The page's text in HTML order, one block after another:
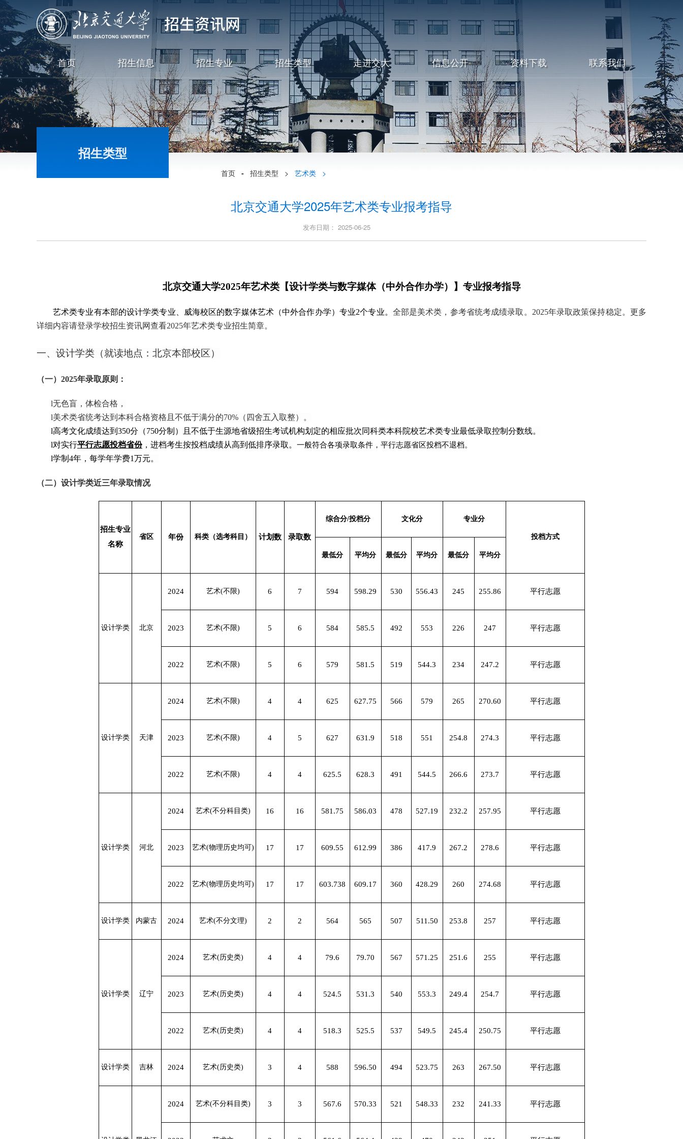
首页 招生信息 招生专业 招生类型 走进交大 信息公开 资料下载 联系我们
招生类型
首页 - 招生类型 > 艺术类 >
北京交通大学2025年艺术类专业报考指导
发布日期： 2025-06-25
北京交通大学2025年艺术类【设计学类与数字媒体（中外合作办学）】专业报考指导
艺术类专业有本部的设计学类专业、威海校区的数字媒体艺术（中外合作办学）专业2个专业。 全部是美术类，参考省统考成绩录取。2025年录取政策保持稳定。更多
详细内容请登录学校招生资讯网查看2025年艺术类专业招生简章。
一、设计学类（就读地点：北京本部校区）
（一）2025年录取原则：
l无色盲，体检合格，
l美术类省统考达到本科合格资格且不低于满分的70%（四舍五入取整）。
l高考文化成绩达到350分（750分制）且不低于生源地省级招生考试机构划定的相应批次同科类本科院校艺术类专业最低录取控制分数线。
l对实行平行志愿投档省份 ，进档考生按投档成绩从高到低排序录取。 一般符合各项录取条件，平行志愿省区投档不退档。
l学制4年，每学年学费1万元。
（二） 设计学类近三年录取情况
招生专业
名称
省区 年份 科类（选考科目） 计划数 录取数
综合分/投档分 文化分 专业分
投档方式
最低分 平均分 最低分 平均分 最低分 平均分
设计学类 北京
2024 艺术(不限) 6 7 594 598.29 530 556.43 245 255.86 平行志愿
2023 艺术(不限) 5 6 584 585.5 492 553 226 247 平行志愿
2022 艺术(不限) 5 6 579 581.5 519 544.3 234 247.2 平行志愿
设计学类 天津
2024 艺术(不限) 4 4 625 627.75 566 579 265 270.60 平行志愿
2023 艺术(不限) 4 5 627 631.9 518 551 254.8 274.3 平行志愿
2022 艺术(不限) 4 4 625.5 628.3 491 544.5 266.6 273.7 平行志愿
设计学类 河北
2024 艺术(不分科目类) 16 16 581.75 586.03 478 527.19 232.2 257.95 平行志愿
2023 艺术(物理历史均可) 17 17 609.55 612.99 386 417.9 267.2 278.6 平行志愿
2022 艺术(物理历史均可) 17 17 603.738 609.17 360 428.29 260 274.68 平行志愿
设计学类 内蒙古 2024 艺术(不分文理) 2 2 564 565 507 511.50 253.8 257 平行志愿
设计学类 辽宁
2024 艺术(历史类) 4 4 79.6 79.70 567 571.25 251.6 255 平行志愿
2023 艺术(历史类) 4 4 524.5 531.3 540 553.3 249.4 254.7 平行志愿
2022 艺术(历史类) 4 4 518.3 525.5 537 549.5 245.4 250.75 平行志愿
设计学类 吉林 2024 艺术(历史类) 3 4 588 596.50 494 523.75 263 267.50 平行志愿
2024 艺术(不分科目类) 3 3 567.6 570.33 521 548.33 232 241.33 平行志愿